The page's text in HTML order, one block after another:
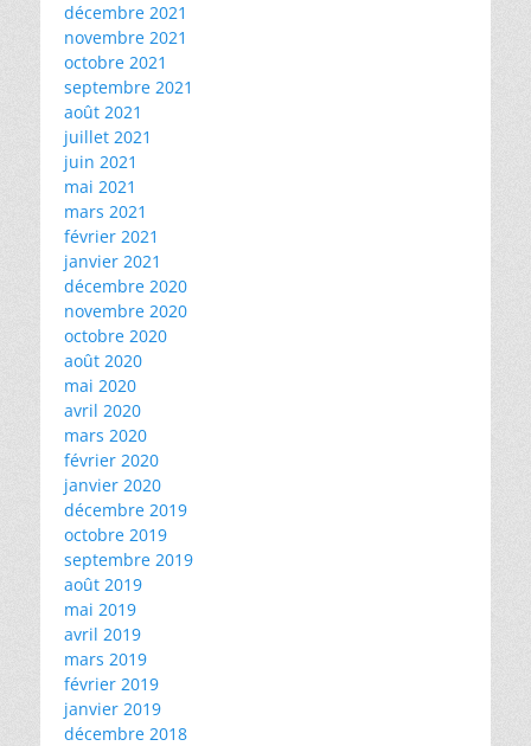
décembre 2021
novembre 2021
octobre 2021
septembre 2021
août 2021
juillet 2021
juin 2021
mai 2021
mars 2021
février 2021
janvier 2021
décembre 2020
novembre 2020
octobre 2020
août 2020
mai 2020
avril 2020
mars 2020
février 2020
janvier 2020
décembre 2019
octobre 2019
septembre 2019
août 2019
mai 2019
avril 2019
mars 2019
février 2019
janvier 2019
décembre 2018